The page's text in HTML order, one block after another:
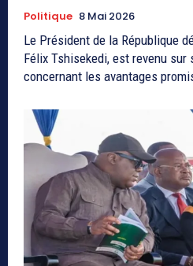
Politique 8 Mai 2026
Le Président de la République
Félix Tshisekedi, est revenu
concernant les avantages